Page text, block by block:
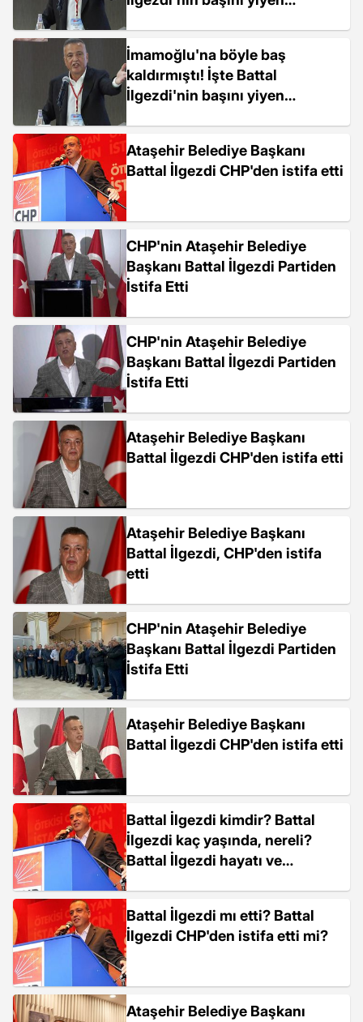
İmamoğlu'na böyle baş
kaldırmıştı! İşte Battal
İlgezdi'nin başını yiyen
Ataşehir Belediye Başkanı
Battal İlgezdi CHP'den istifa etti
CHP'nin Ataşehir Belediye
Başkanı Battal İlgezdi Partiden
İstifa Etti
CHP'nin Ataşehir Belediye
Başkanı Battal İlgezdi Partiden
İstifa Etti
Ataşehir Belediye Başkanı
Battal İlgezdi CHP'den istifa etti
Ataşehir Belediye Başkanı
Battal İlgezdi, CHP'den istifa
etti
CHP'nin Ataşehir Belediye
Başkanı Battal İlgezdi Partiden
İstifa Etti
Ataşehir Belediye Başkanı
Battal İlgezdi CHP'den istifa etti
Battal İlgezdi kimdir? Battal
İlgezdi kaç yaşında, nereli?
Battal İlgezdi hayatı ve
Battal İlgezdi mı etti? Battal
İlgezdi CHP'den istifa etti mi?
Ataşehir Belediye Başkanı